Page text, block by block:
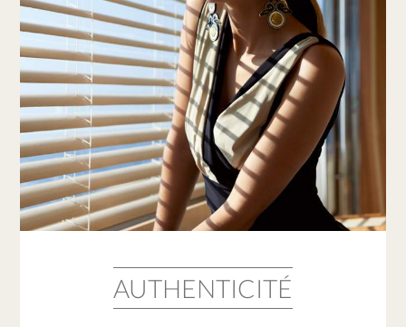
AUTHENTICITÉ